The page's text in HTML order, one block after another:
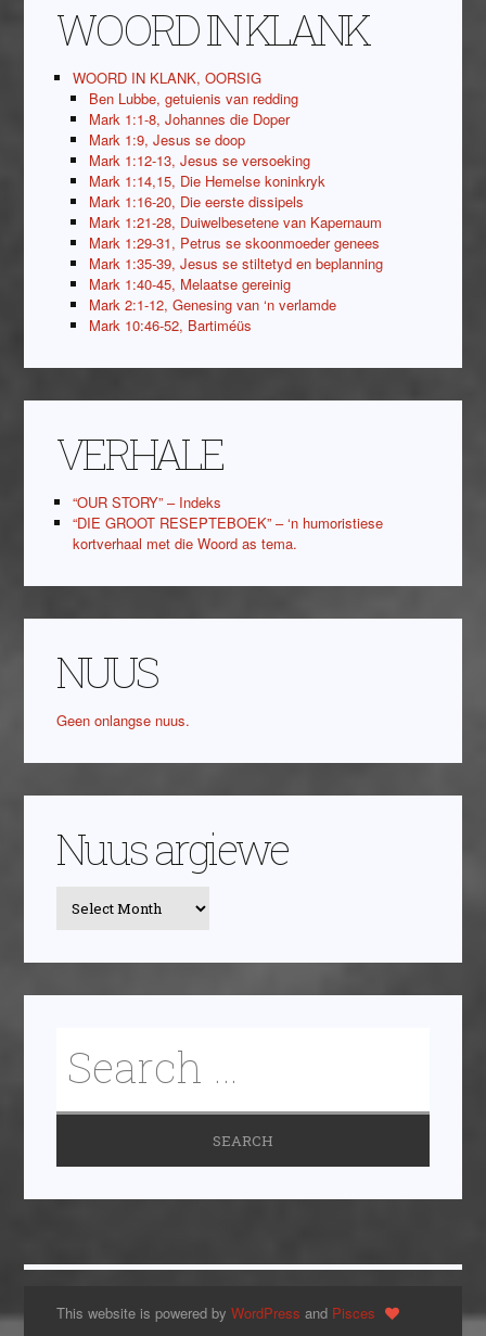
WOORD IN KLANK
WOORD IN KLANK, OORSIG
Ben Lubbe, getuienis van redding
Mark 1:1-8, Johannes die Doper
Mark 1:9, Jesus se doop
Mark 1:12-13, Jesus se versoeking
Mark 1:14,15, Die Hemelse koninkryk
Mark 1:16-20, Die eerste dissipels
Mark 1:21-28, Duiwelbesetene van Kapernaum
Mark 1:29-31, Petrus se skoonmoeder genees
Mark 1:35-39, Jesus se stiltetyd en beplanning
Mark 1:40-45, Melaatse gereinig
Mark 2:1-12, Genesing van ‘n verlamde
Mark 10:46-52, Bartiméüs
VERHALE
“OUR STORY” – Indeks
“DIE GROOT RESEPTEBOEK” – ‘n humoristiese
kortverhaal met die Woord as tema.
NUUS
Geen onlangse nuus.
Nuus argiewe
This website is powered byWordPress and Pisces